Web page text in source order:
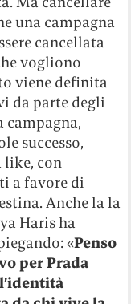
una campagna
cancellata
vogliono
viene definita
da parte degli
campagna,
successo,
like, con
a favore di
Anche la la
Haris ha
«Penso
per Prada